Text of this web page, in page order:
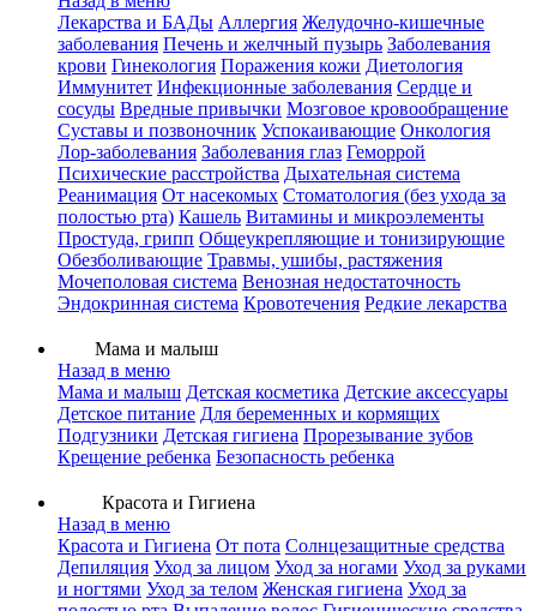
Лекарства и БАДы Аллергия Желудочно-кишечные
заболевания Печень и желчный пузырь Заболевания
крови Гинекология Поражения кожи Диетология
Иммунитет Инфекционные заболевания Сердце и
сосуды Вредные привычки Мозговое кровообращение
Суставы и позвоночник Успокаивающие Онкология
Лор-заболевания Заболевания глаз Геморрой
Психические расстройства Дыхательная система
Реанимация От насекомых Стоматология (без ухода за
полостью рта) Кашель Витамины и микроэлементы
Простуда, грипп Общеукрепляющие и тонизирующие
Обезболивающие Травмы, ушибы, растяжения
Мочеполовая система Венозная недостаточность
Эндокринная система Кровотечения Редкие лекарства
Мама и малыш
Назад в меню
Мама и малыш Детская косметика Детские аксессуары
Детское питание Для беременных и кормящих
Подгузники Детская гигиена Прорезывание зубов
Крещение ребенка Безопасность ребенка
Красота и Гигиена
Назад в меню
Красота и Гигиена От пота Солнцезащитные средства
Депиляция Уход за лицом Уход за ногами Уход за руками
и ногтями Уход за телом Женская гигиена Уход за